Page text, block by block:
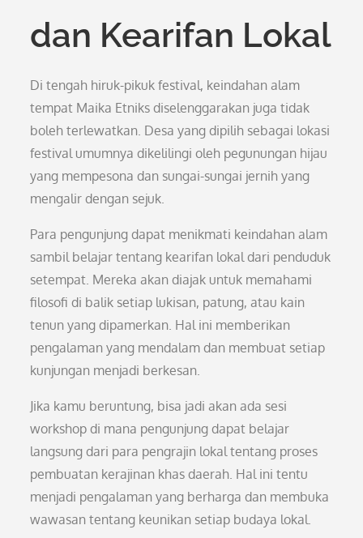
dan Kearifan Lokal
Di tengah hiruk-pikuk festival, keindahan alam
tempat Maika Etniks diselenggarakan juga tidak
boleh terlewatkan. Desa yang dipilih sebagai lokasi
festival umumnya dikelilingi oleh pegunungan hijau
yang mempesona dan sungai-sungai jernih yang
mengalir dengan sejuk.
Para pengunjung dapat menikmati keindahan alam
sambil belajar tentang kearifan lokal dari penduduk
setempat. Mereka akan diajak untuk memahami
filosofi di balik setiap lukisan, patung, atau kain
tenun yang dipamerkan. Hal ini memberikan
pengalaman yang mendalam dan membuat setiap
kunjungan menjadi berkesan.
Jika kamu beruntung, bisa jadi akan ada sesi
workshop di mana pengunjung dapat belajar
langsung dari para pengrajin lokal tentang proses
pembuatan kerajinan khas daerah. Hal ini tentu
menjadi pengalaman yang berharga dan membuka
wawasan tentang keunikan setiap budaya lokal.